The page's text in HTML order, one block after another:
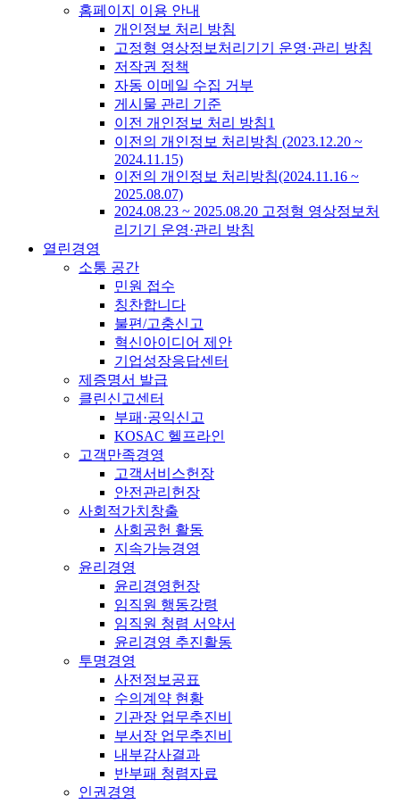
홈페이지 이용 안내
개인정보 처리 방침
고정형 영상정보처리기기 운영·관리 방침
저작권 정책
자동 이메일 수집 거부
게시물 관리 기준
이전 개인정보 처리 방침1
이전의 개인정보 처리방침 (2023.12.20 ~
2024.11.15)
이전의 개인정보 처리방침(2024.11.16 ~
2025.08.07)
2024.08.23 ~ 2025.08.20 고정형 영상정보처
리기기 운영·관리 방침
열린경영
소통 공간
민원 접수
칭찬합니다
불편/고충신고
혁신아이디어 제안
기업성장응답센터
제증명서 발급
클린신고센터
부패·공익신고
KOSAC 헬프라인
고객만족경영
고객서비스헌장
안전관리헌장
사회적가치창출
사회공헌 활동
지속가능경영
윤리경영
윤리경영헌장
임직원 행동강령
임직원 청렴 서약서
윤리경영 추진활동
투명경영
사전정보공표
수의계약 현황
기관장 업무추진비
부서장 업무추진비
내부감사결과
반부패 청렴자료
인권경영